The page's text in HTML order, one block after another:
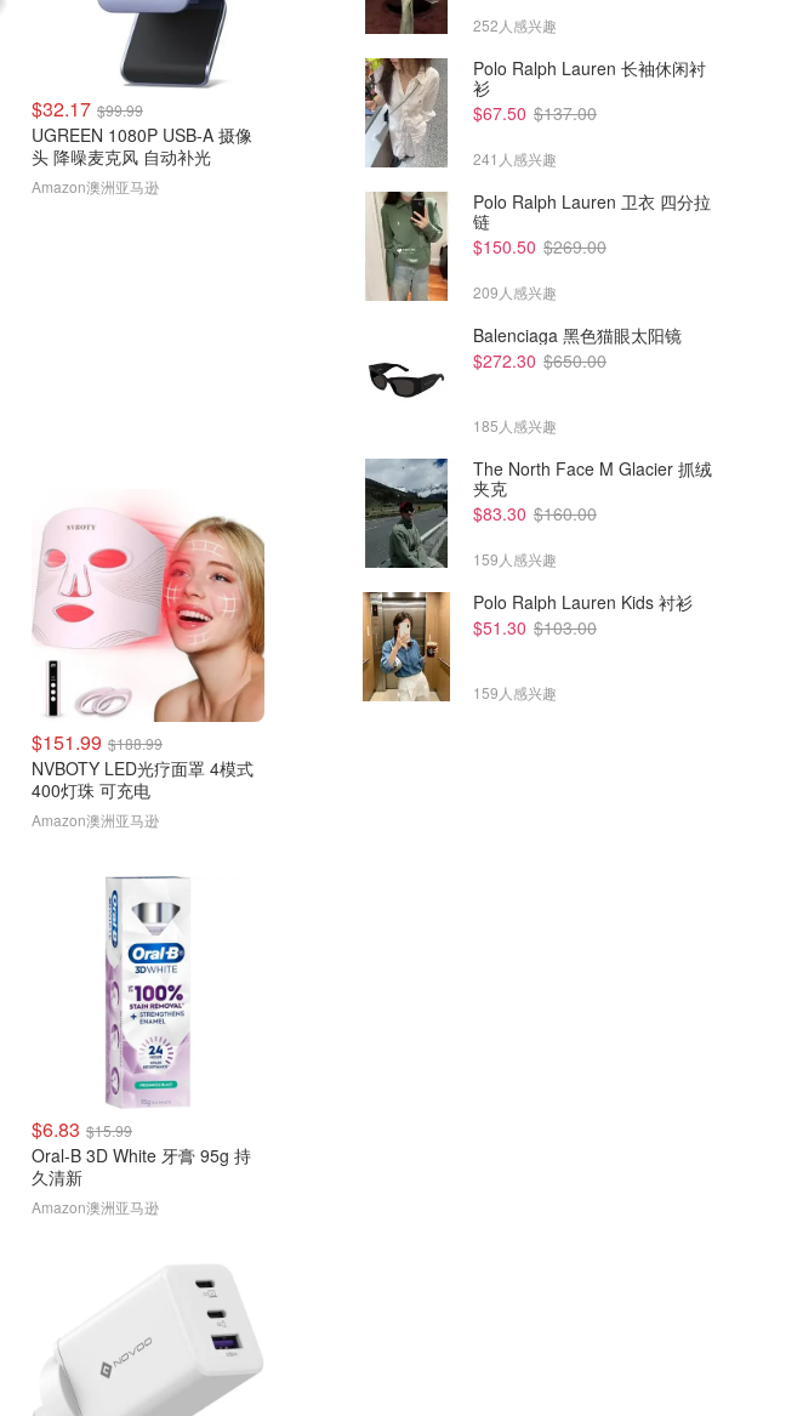
$32.17 $99.99
UGREEN 1080P USB-A 摄像
头 降噪麦克风 自动补光
Amazon澳洲亚马逊
$89.99
HUANUO FlowLift HNDS6 双
显示器支架 可调节 13-32英寸
$25.49
收器 18小时 3.5mm
$151.99 $188.99
NVBOTY LED光疗面罩 4模式
400灯珠 可充电
Amazon澳洲亚马逊
$6.83 $15.99
Oral-B 3D White 牙膏 95g 持
久清新
Amazon澳洲亚马逊
252人感兴趣
Polo Ralph Lauren 长袖休闲衬
衫
$67.50 $137.00
241人感兴趣
Polo Ralph Lauren 卫衣 四分拉
链
$150.50 $269.00
209人感兴趣
Balenciaga 黑色猫眼太阳镜
$272.30 $650.00
185人感兴趣
The North Face M Glacier 抓绒
夹克
$83.30 $160.00
159人感兴趣
Polo Ralph Lauren Kids 衬衫
$51.30 $103.00
159人感兴趣